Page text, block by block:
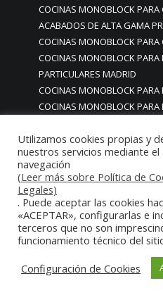
COCINAS MONOBLOCK PARA
ACABADOS DE ALTA GAMA
COCINAS MONOBLOCK PARA
COCINAS MONOBLOCK
PARTICULARES MADRID
COCINAS MONOBLOCK PARA
COCINAS MONOBLOCK PARA
COCINAS MONOBLOCK
PERSONALIZADAS MADRID
COCINAS MONOBLOCK Y
MADRIDD
Cocinas para chef amateur
COCINAS PARA COMEDORES
cocinas para comedores
COCINAS PARA HOSTELERÍA
Utilizamos cookies propias y
nuestros servicios mediante
navegación
(Leer más sobre Política de
Legales)
. Puede aceptar las cookies
«ACEPTAR», configurarlas e
terceros que no son
funcionamiento técnico del
Configuración de Cookies